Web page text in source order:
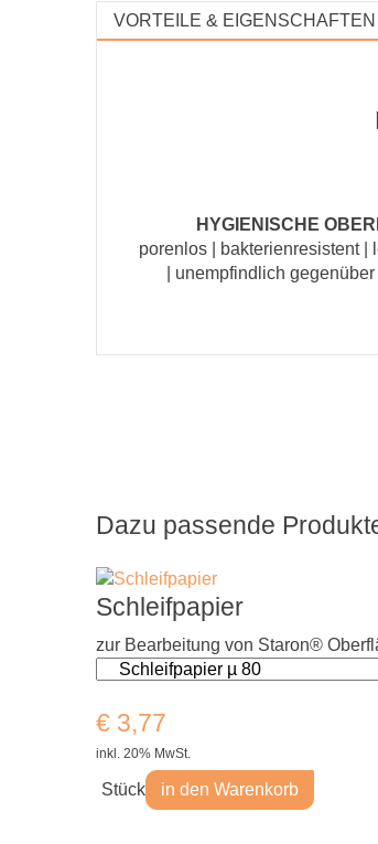
VORTEILE & EIGENSCHAFTEN
HYGIENISCHE
porenlos | bakterienresistent |
| unempfindlich
Dazu passende
Schleifpapier
zur Bearbeitung von Staron®
€ 3,77
inkl. 20% MwSt.
Stück in den Warenkorb